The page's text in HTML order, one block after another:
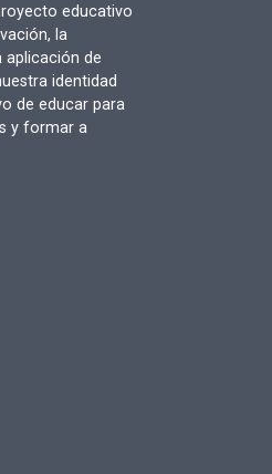
educativo
la
aplicación de
identidad
de educar para
y formar a